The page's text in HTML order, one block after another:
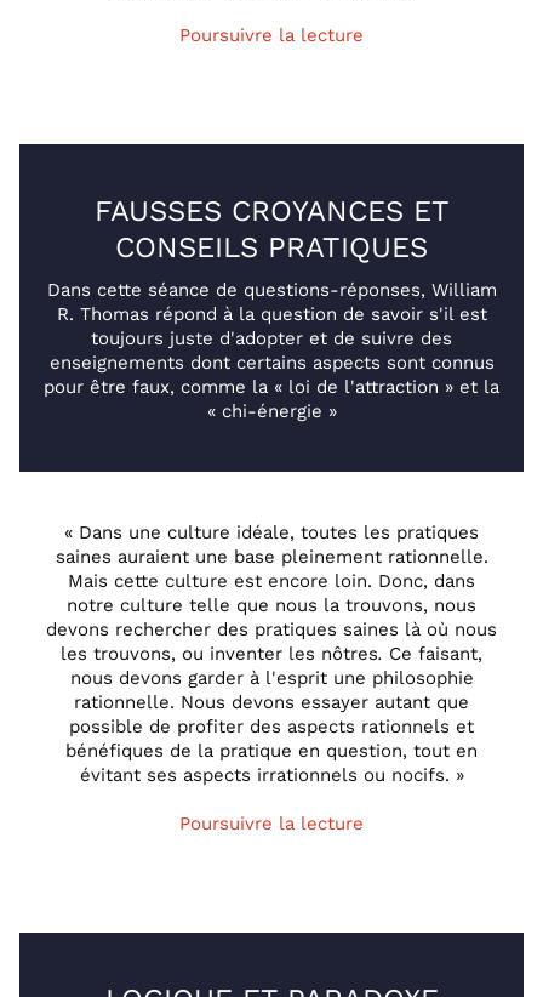
Poursuivre la lecture
FAUSSES CROYANCES ET
CONSEILS PRATIQUES
Dans cette séance de questions-réponses, William
R. Thomas répond à la question de savoir s'il est
toujours juste d'adopter et de suivre des
enseignements dont certains aspects sont connus
pour être faux, comme la « loi de l'attraction » et la
« chi-énergie »
« Dans une culture idéale, toutes les pratiques
saines auraient une base pleinement rationnelle.
Mais cette culture est encore loin. Donc, dans
notre culture telle que nous la trouvons, nous
devons rechercher des pratiques saines là où nous
les trouvons, ou inventer les nôtres. Ce faisant,
nous devons garder à l'esprit une philosophie
rationnelle. Nous devons essayer autant que
possible de profiter des aspects rationnels et
bénéfiques de la pratique en question, tout en
évitant ses aspects irrationnels ou nocifs. »
Poursuivre la lecture